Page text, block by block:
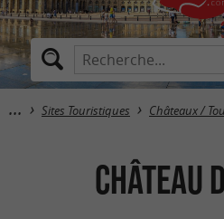
Sites Touristiques Châteaux /
Château